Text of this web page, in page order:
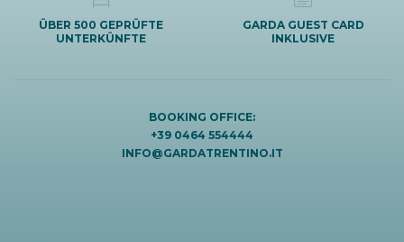
ÜBER 500 GEPRÜFTE
UNTERKÜNFTE
GARDA GUEST CARD
INKLUSIVE
BOOKING OFFICE:
+39 0464 554444
INFO@GARDATRENTINO.IT